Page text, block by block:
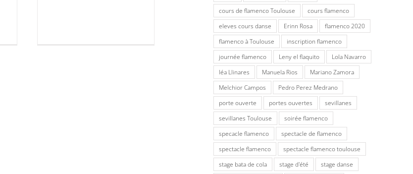
cours de flamenco Toulouse
cours flamenco
eleves cours danse
Erinn Rosa
flamenco 2020
flamenco à Toulouse
inscription flamenco
journée flamenco
Leny el flaquito
Lola Navarro
léa Llinares
Manuela Rios
Mariano Zamora
Melchior Campos
Pedro Perez Medrano
porte ouverte
portes ouvertes
sevillanes
sevillanes Toulouse
soirée flamenco
specacle flamenco
spectacle de flamenco
spectacle flamenco
spectacle flamenco toulouse
stage bata de cola
stage d'été
stage danse